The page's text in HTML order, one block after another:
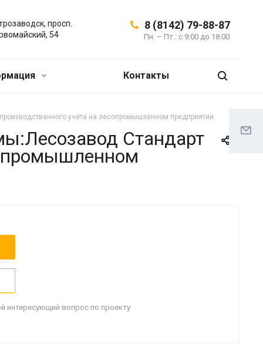
8 (8142) 79-88-87
Пн. – Пт.: с 9:00 до 18:00
просп.
54
Контакты
учета на лесопромышленном предприятии.
Стандарт
интересующий вопрос по проекту